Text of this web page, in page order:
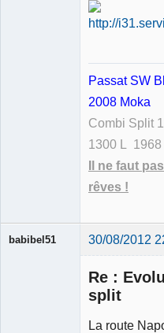
Passat SW
2008 Moka
Combi Split
1300 L
Il ne faut
rêves !
babibel51 30/08/2012
Re :
split
La route